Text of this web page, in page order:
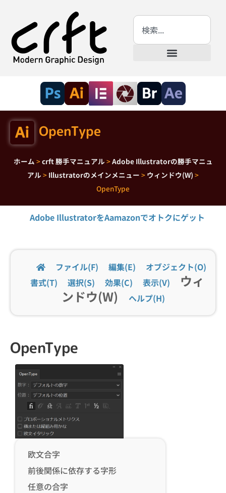
OpenType
ホーム >crft 勝手マニュアル >Adobe Illustratorの勝手マニュ
アル > Illustratorのメインメニュー > ウィンドウ(W) >
OpenType
Adobe IllustratorをAamazonでオトクにゲット
ファイル(F) 編集(E)
オブジェクト(O)
書式(T)
選択(S) 効果(C) 表示(V)
ウィ
ンドウ(W)
ヘルプ(H)
OpenType
欧文合字
前後関係に依存する字形
任意の合字